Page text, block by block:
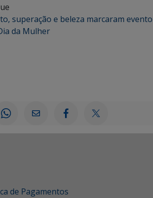
superação e beleza marcaram evento
da Mulher
de Pagamentos